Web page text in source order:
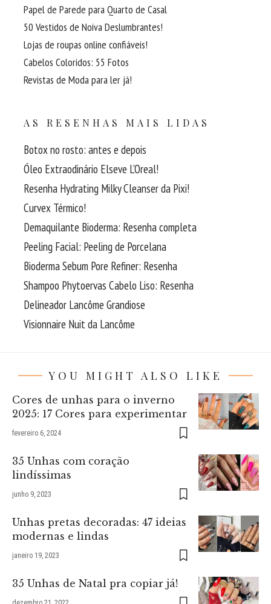
Papel de Parede para Quarto de Casal
50 Vestidos de Noiva Deslumbrantes!
Lojas de roupas online confiáveis!
Cabelos Coloridos: 55 Fotos
Revistas de Moda para ler já!
AS RESENHAS MAIS LIDAS
Botox no rosto: antes e depois
Óleo Extraodinário Elseve L’Oreal!
Resenha Hydrating Milky Cleanser da Pixi!
Curvex Térmico!
Demaquilante Bioderma: Resenha completa
Peeling Facial: Peeling de Porcelana
Bioderma Sebum Pore Refiner: Resenha
Shampoo Phytoervas Cabelo Liso: Resenha
Delineador Lancôme Grandiose
Visionnaire Nuit da Lancôme
YOU MIGHT ALSO LIKE
Cores de unhas para o inverno
2025: 17 Cores para experimentar
fevereiro 6, 2024
35 Unhas com coração
lindíssimas
junho 9, 2023
Unhas pretas decoradas: 47 ideias
modernas e lindas
janeiro 19, 2023
35 Unhas de Natal pra copiar já!